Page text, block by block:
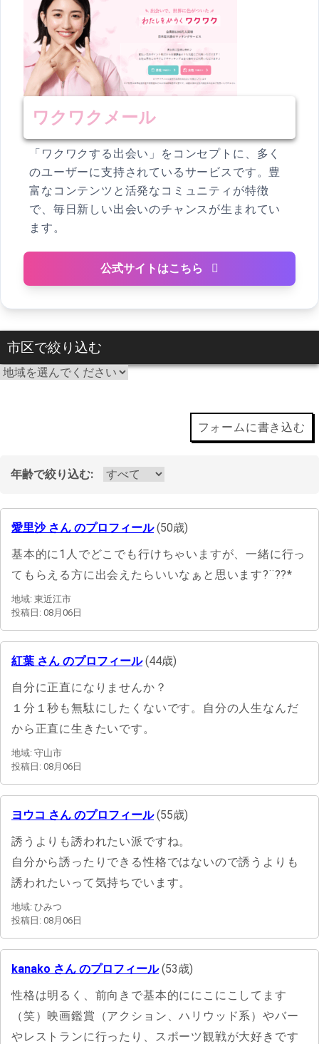
ワクワクメール
「ワクワクする出会い」をコンセプトに、多く
のユーザーに支持されているサービスです。豊
富なコンテンツと活発なコミュニティが特徴
で、毎日新しい出会いのチャンスが生まれてい
ます。
公式サイトはこちら
市区で絞り込む
フォームに書き込む
年齢で絞り込む:
愛里沙 さん のプロフィール(50歳)
基本的に1人でどこでも行けちゃいますが、一緒に行っ
てもらえる方に出会えたらいいなぁと思います?¨??*
地域: 東近江市
投稿日: 08月06日
紅葉 さん のプロフィール(44歳)
自分に正直になりませんか？
１分１秒も無駄にしたくないです。自分の人生なんだ
から正直に生きたいです。
地域: 守山市
投稿日: 08月06日
ヨウコ さん のプロフィール(55歳)
誘うよりも誘われたい派ですね。
自分から誘ったりできる性格ではないので誘うよりも
誘われたいって気持ちでいます。
地域: ひみつ
投稿日: 08月06日
kanako さん のプロフィール(53歳)
性格は明るく、前向きで基本的ににこにこしてます
（笑）映画鑑賞（アクション、ハリウッド系）やバー
やレストランに行ったり、スポーツ観戦が大好きです